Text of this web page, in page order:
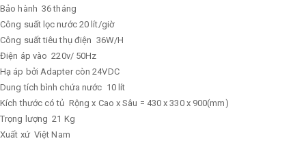
Bảo hành 36 tháng
Công suất lọc nước 20 lít/giờ
Công suất tiêu thụ điện 36W/H
Điện áp vào 220v/ 50Hz
Hạ áp bởi Adapter còn 24VDC
Dung tích bình chứa nước 10 lít
Kích thước có tủ Rộng x Cao x Sâu = 430 x 330 x 900(mm)
Trọng lượng 21 Kg
Xuất xứ Việt Nam